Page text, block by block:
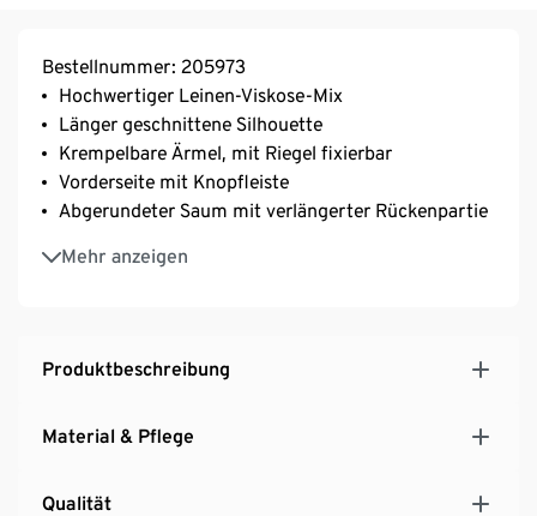
Bestellnummer: 205973
Hochwertiger Leinen-Viskose-Mix
Länger geschnittene Silhouette
Krempelbare Ärmel, mit Riegel fixierbar
Vorderseite mit Knopfleiste
Abgerundeter Saum mit verlängerter Rückenpartie
Mehr anzeigen
Rückenpasse mit Kellerfalte
Ärmelabschluss mit geknöpfter Manschette
Produktbeschreibung
Material & Pflege
Qualität